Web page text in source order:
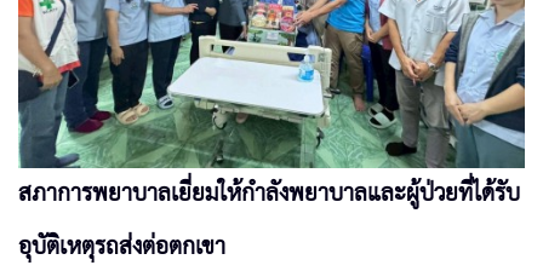
สภาการพยาบาลเยี่ยมให้กำลังพยาบาลและผู้ป่วยที่ได้รับ
อุบัติเหตุรถส่งต่อตกเขา